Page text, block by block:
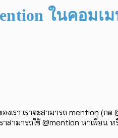
ในคอมเ
งเรา เราจะสามารถ mention (
ามารถใช้ @mention หาเพื่อน ห